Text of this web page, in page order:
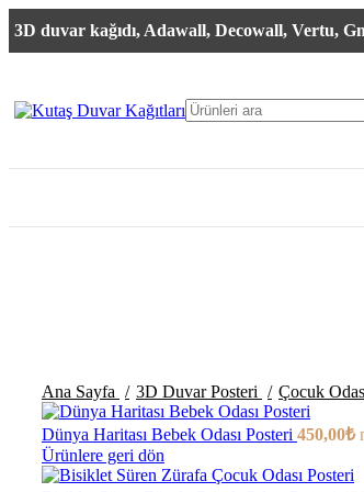
3D duvar kağıdı, Adawall, Decowall, Vertu,
Çiçek Desenli Duvar
Kağıdı
Çıta
Ana Sayfa
3D Duvar Posteri Çocuk
Dünya Haritası Bebek Odası Posteri 450,00₺
Ürünlere geri dön